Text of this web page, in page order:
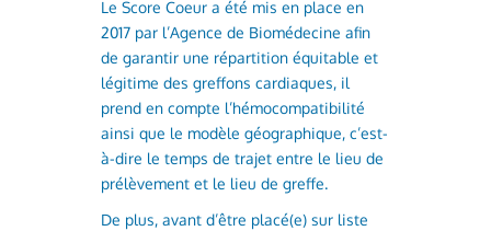
Le Score Coeur a été mis en place en
2017 par l’Agence de Biomédecine afin
de garantir une répartition équitable et
légitime des greffons cardiaques, il
prend en compte l’hémocompatibilité
ainsi que le modèle géographique, c’est-
à-dire le temps de trajet entre le lieu de
prélèvement et le lieu de greffe.
De plus, avant d’être placé(e) sur liste